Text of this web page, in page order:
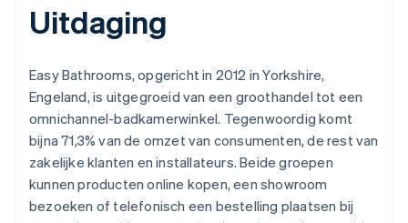
Uitdaging
Easy Bathrooms, opgericht in 2012 in Yorkshire,
Engeland, is uitgegroeid van een groothandel tot een
omnichannel-badkamerwinkel. Tegenwoordig komt
bijna 71,3% van de omzet van consumenten, de rest van
zakelijke klanten en installateurs. Beide groepen
kunnen producten online kopen, een showroom
bezoeken of telefonisch een bestelling plaatsen bij